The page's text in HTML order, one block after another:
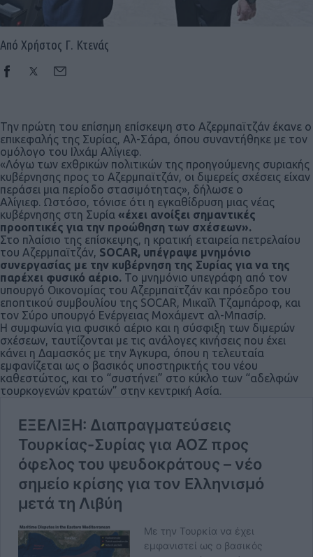
Από Χρήστος Γ. Κτενάς
Την πρώτη του επίσημη επίσκεψη στο Αζερμπαϊτζάν έκανε ο
επικεφαλής της Συρίας, Αλ-Σάρα, όπου συναντήθηκε με τον
ομόλογο του Ιλχάμ Αλίγιεφ.
«Λόγω των εχθρικών πολιτικών της προηγούμενης συριακής
κυβέρνησης προς το Αζερμπαϊτζάν, οι διμερείς σχέσεις είχαν
περάσει μια περίοδο στασιμότητας», δήλωσε ο
Αλίγιεφ. Ωστόσο, τόνισε ότι η εγκαθίδρυση μιας νέας
κυβέρνησης στη Συρία «έχει ανοίξει σημαντικές
προοπτικές για την προώθηση των σχέσεων».
Στο πλαίσιο της επίσκεψης, η κρατική εταιρεία πετρελαίου
του Αζερμπαϊτζάν, SOCAR, υπέγραψε μνημόνιο
συνεργασίας με την κυβέρνηση της Συρίας για να της
παρέχει φυσικό αέριο. Το μνημόνιο υπεγράφη από τον
υπουργό Οικονομίας του Αζερμπαϊτζάν και πρόεδρο του
εποπτικού συμβουλίου της SOCAR, Μικαΐλ Τζαμπάροφ, και
τον Σύρο υπουργό Ενέργειας Μοχάμεντ αλ-Μπασίρ.
Η συμφωνία για φυσικό αέριο και η σύσφιξη των διμερών
σχέσεων, ταυτίζονται με τις ανάλογες κινήσεις που έχει
κάνει η Δαμασκός με την Άγκυρα, όπου η τελευταία
εμφανίζεται ως ο βασικός υποστηρικτής του νέου
καθεστώτος, και το “συστήνει” στο κύκλο των “αδελφών
τουρκογενών κρατών” στην κεντρική Ασία.